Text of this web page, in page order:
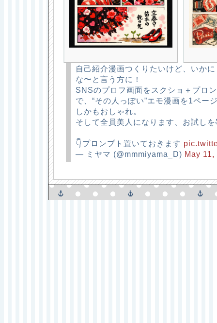
自己紹介漫画つくりたいけど、いか
な〜と言う方に！
SNSのプロフ画面をスクショ＋プロ
で、“その人っぽい”エモ漫画を1ペー
しかもおしゃれ。
そして全員美人になります、お試し
👇プロンプト置いておきます
— ミヤマ (@mmmiyama_D) May 11,